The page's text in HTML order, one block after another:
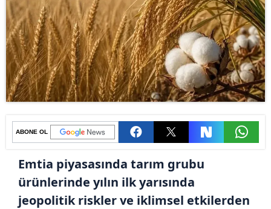
ABONE OL
Emtia piyasasında tarım grubu
ürünlerinde yılın ilk yarısında
jeopolitik riskler ve iklimsel etkilerden